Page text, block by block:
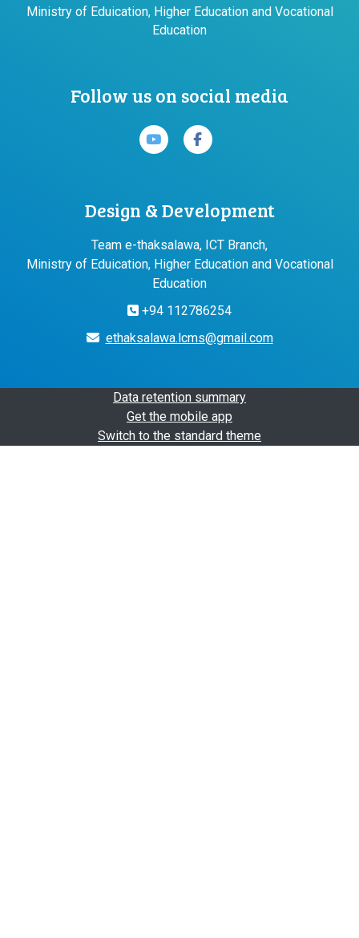
Ministry of Eduication, Higher Education and Vocational
Education
Follow us on social media
Design & Development
Team e-thaksalawa, ICT Branch,
Ministry of Eduication, Higher Education and Vocational
Education
+94 112786254
ethaksalawa.lcms@gmail.com
Data retention summary
Get the mobile app
Switch to the standard theme